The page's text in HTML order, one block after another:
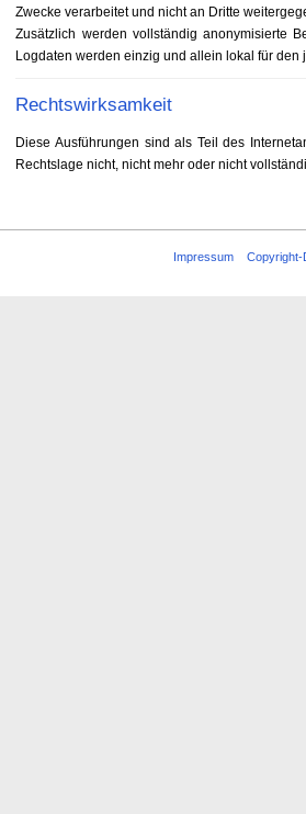
Zwecke verarbeitet und nicht an Dritte
Zusätzlich werden vollständig anonymisierte
Logdaten werden einzig und allein lokal für
Rechtswirksamkeit
Diese Ausführungen sind als Teil des
Rechtslage nicht, nicht mehr oder nicht
Impressum Copyright-